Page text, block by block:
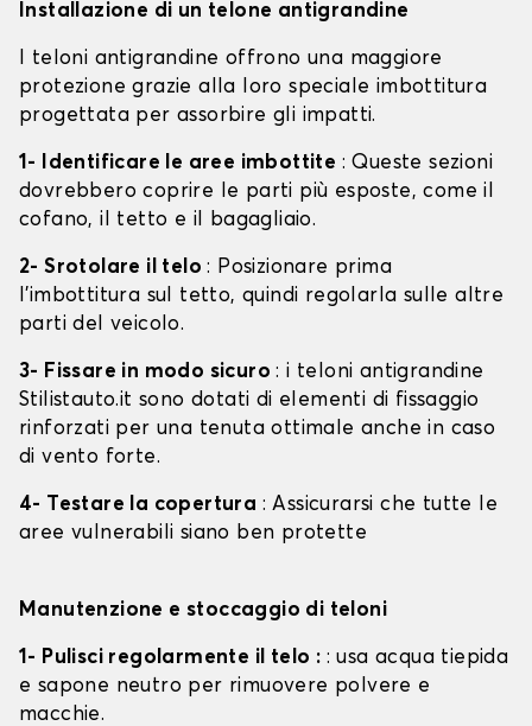
Installazione di un telone antigrandine
I teloni antigrandine offrono una maggiore
protezione grazie alla loro speciale imbottitura
progettata per assorbire gli impatti.
1- Identificare le aree imbottite : Queste sezioni
dovrebbero coprire le parti più esposte, come il
cofano, il tetto e il bagagliaio.
2- Srotolare il telo: Posizionare prima
l'imbottitura sul tetto, quindi regolarla sulle altre
parti del veicolo.
3- Fissare in modo sicuro: i teloni antigrandine
Stilistauto.it sono dotati di elementi di fissaggio
rinforzati per una tenuta ottimale anche in caso
di vento forte.
4- Testare la copertura : Assicurarsi che tutte le
aree vulnerabili siano ben protette
Manutenzione e stoccaggio di teloni
1- Pulisci regolarmente il telo : : usa acqua tiepida
e sapone neutro per rimuovere polvere e
macchie.